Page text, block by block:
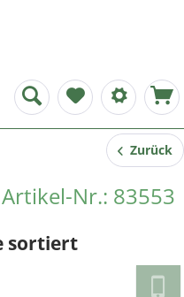
Zurück
Artikel-Nr.: 83553
sortiert